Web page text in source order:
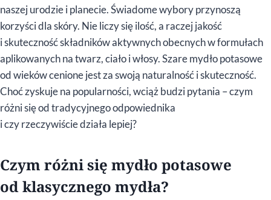
naszej urodzie i planecie. Świadome wybory przynoszą
korzyści dla skóry. Nie liczy się ilość, a raczej jakość
i skuteczność składników aktywnych obecnych w formułach
aplikowanych na twarz, ciało i włosy. Szare mydło potasowe
od wieków cenione jest za swoją naturalność i skuteczność.
Choć zyskuje na popularności, wciąż budzi pytania – czym
różni się od tradycyjnego odpowiednika
i czy rzeczywiście działa lepiej?
Czym różni się mydło potasowe
od klasycznego mydła?